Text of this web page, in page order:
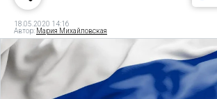
18.05.2020 14:16
Автор: Мария Михайловская